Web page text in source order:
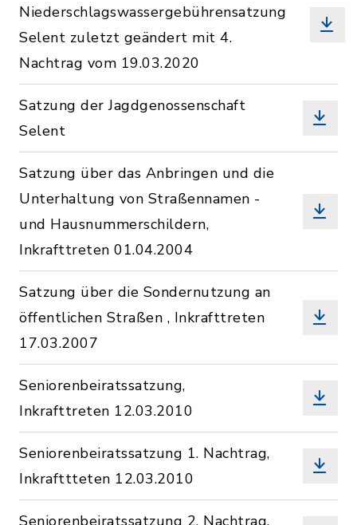
Niederschlagswassergebührensatzung
Selent zuletzt geändert mit 4.
Nachtrag vom 19.03.2020
Satzung der Jagdgenossenschaft
Selent
Satzung über das Anbringen und die
Unterhaltung von Straßennamen -
und Hausnummerschildern,
Inkrafttreten 01.04.2004
Satzung über die Sondernutzung an
öffentlichen Straßen , Inkrafttreten
17.03.2007
Seniorenbeiratssatzung,
Inkrafttreten 12.03.2010
Seniorenbeiratssatzung 1. Nachtrag,
Inkrafttteten 12.03.2010
Seniorenbeiratssatzung 2. Nachtrag,